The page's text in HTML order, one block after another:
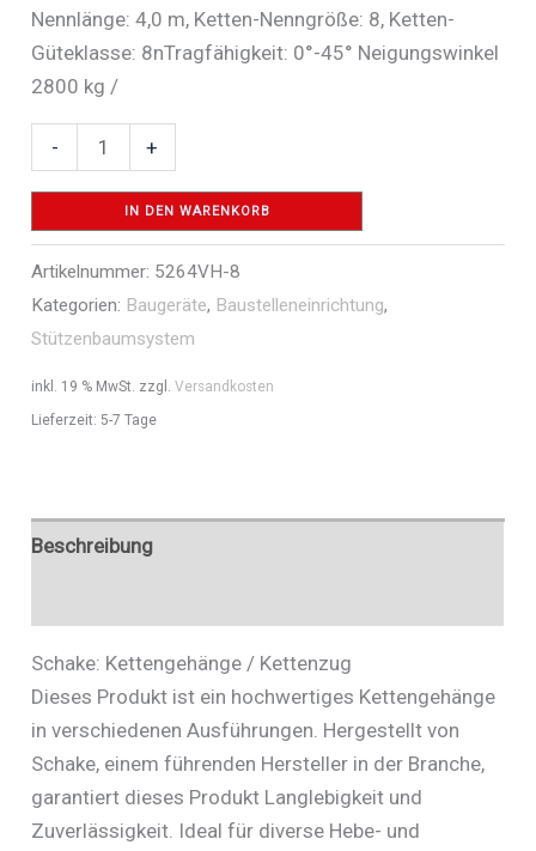
Nennlänge: 4,0 m, Ketten-Nenngröße: 8, Ketten-
Güteklasse: 8nTragfähigkeit: 0°-45° Neigungswinkel
2800 kg /
-
Kettengehänge
/
-
Art.Nr.
5264VH-
8
Menge
+
IN DEN WARENKORB
Artikelnummer: 5264VH-8
Kategorien: Baugeräte, Baustelleneinrichtung,
Stützenbaumsystem
inkl. 19 % MwSt. zzgl.Versandkosten
Lieferzeit: 5-7 Tage
Beschreibung
Schake: Kettengehänge / Kettenzug
Dieses Produkt ist ein hochwertiges Kettengehänge
in verschiedenen Ausführungen. Hergestellt von
Schake, einem führenden Hersteller in der Branche,
garantiert dieses Produkt Langlebigkeit und
Zuverlässigkeit. Ideal für diverse Hebe- und